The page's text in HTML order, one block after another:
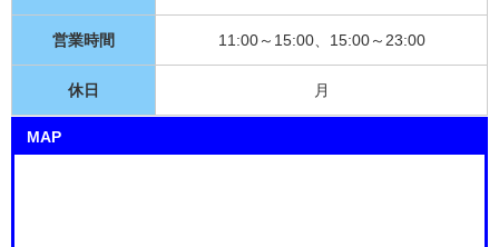
営業時間 11:00～15:00、15:00～23:00
休日 月
MAP